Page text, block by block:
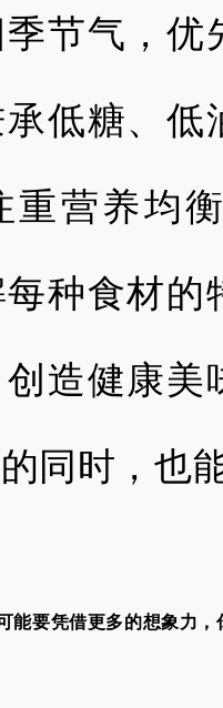
节气，优
低糖、低
重营养均
种食材的
造健康美
同时，也
能要凭借更多的想象力